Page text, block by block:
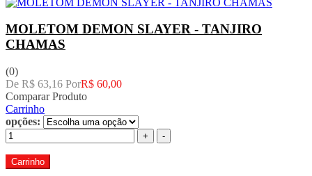
MOLETOM DEMON SLAYER - TANJIRO
CHAMAS
(0)
De R$ 63,16 PorR$ 60,00
Comparar Produto
Carrinho
opções:
+ -
Carrinho